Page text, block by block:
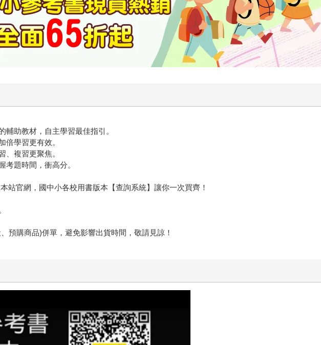
助教材，自主學習最佳指引。
倍學習更有效。
、複習更聚焦。
考題時間，衝高分。
站官網，國中小各校用書版本【查詢系統】讓你一次買齊！
預購商品)併單，避免影響出貨時間，敬請見諒！